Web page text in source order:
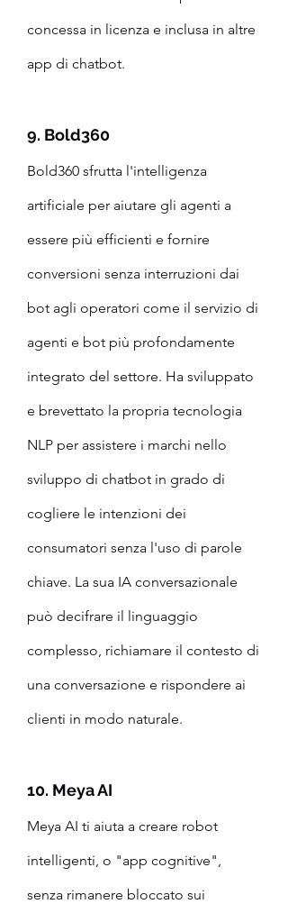
concessa in licenza e inclusa in altre
app di chatbot.
9. Bold360
Bold360 sfrutta l'intelligenza
artificiale per aiutare gli agenti a
essere più efficienti e fornire
conversioni senza interruzioni dai
bot agli operatori come il servizio di
agenti e bot più profondamente
integrato del settore. Ha sviluppato
e brevettato la propria tecnologia
NLP per assistere i marchi nello
sviluppo di chatbot in grado di
cogliere le intenzioni dei
consumatori senza l'uso di parole
chiave. La sua IA conversazionale
può decifrare il linguaggio
complesso, richiamare il contesto di
una conversazione e rispondere ai
clienti in modo naturale.
10. Meya AI
Meya AI ti aiuta a creare robot
intelligenti, o "app cognitive",
senza rimanere bloccato sui